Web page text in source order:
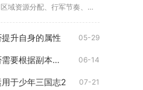
域资源分配、行军节奏、外
升自身的属性 05-29
无神之界手游职业技能搭配是否需要根据副本的要求来调整 06-14
于少年三国志2 07-21